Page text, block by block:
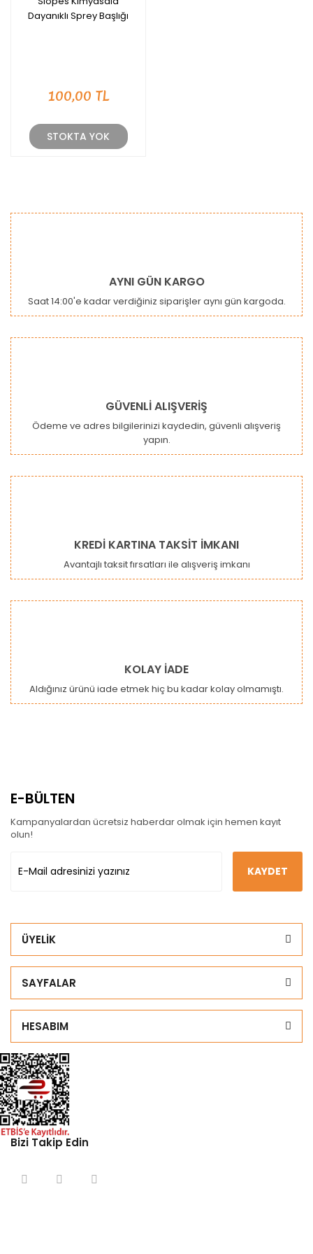
Dayanıklı Sprey Başlığı
100,00 TL
STOKTA YOK
AYNI GÜN KARGO
Saat 14:00'e kadar verdiğiniz siparişler aynı gün kargoda.
GÜVENLİ ALIŞVERİŞ
Ödeme ve adres bilgilerinizi kaydedin, güvenli alışveriş
yapın.
KREDİ KARTINA TAKSİT İMKANI
Avantajlı taksit fırsatları ile alışveriş imkanı
KOLAY İADE
Aldığınız ürünü iade etmek hiç bu kadar kolay olmamıştı.
E-BÜLTEN
Kampanyalardan ücretsiz haberdar olmak için hemen kayıt
olun!
KAYDET
ÜYELİK
SAYFALAR
HESABIM
Bizi Takip Edin
Kil & Kil Kaydırıcı Ürünler
Dış Plastik Koruma & Parlatma
Ürünleri